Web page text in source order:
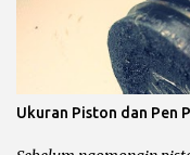
Ukuran Piston dan Pen